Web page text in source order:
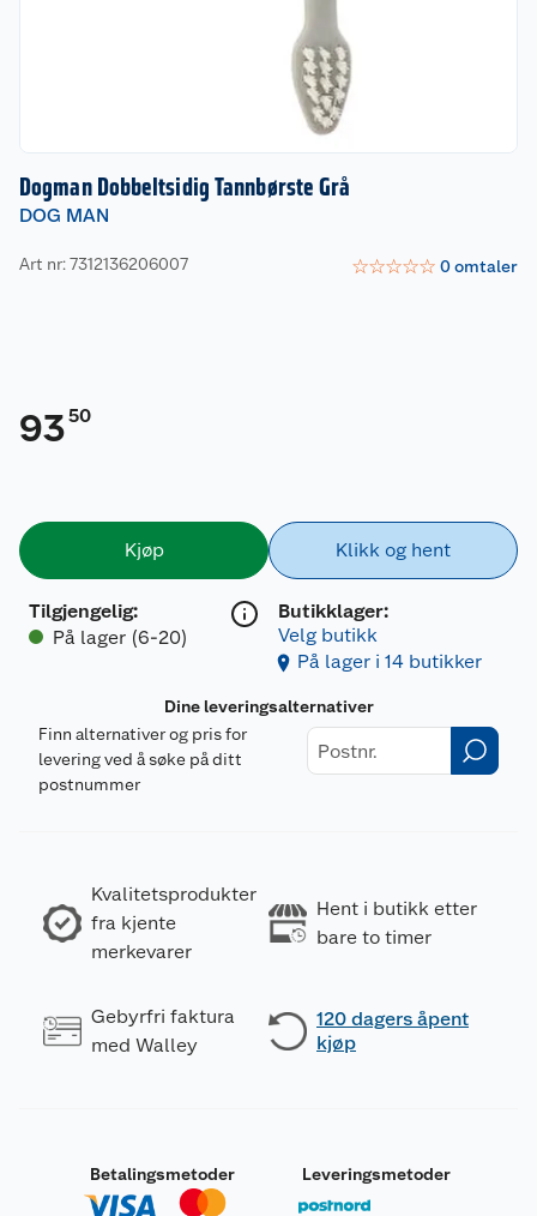
Dogman Dobbeltsidig Tannbørste Grå
DOG MAN
Art nr: 7312136206007 ☆☆☆☆☆ 0omtaler
9350
Kjøp
Tilgjengelig:
På lager (6-20)
Klikk og hent
Butikklager:
Velg butikk
På lager i 14 butikker
Dine leveringsalternativer
Finn alternativer og pris for
levering ved å søke på ditt
postnummer
Kvalitetsprodukter
fra kjente
merkevarer
Hent i butikk etter
bare to timer
Gebyrfri faktura
med Walley
120 dagers åpent
kjøp
Betalingsmetoder Leveringsmetoder